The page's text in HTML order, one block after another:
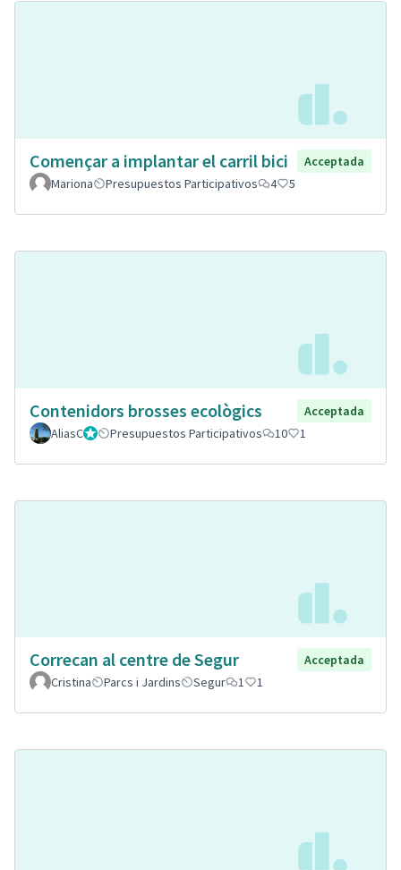
Començar a implantar el carril bici
Acceptada
Mariona
Presupuestos Participativos 4 5
Contenidors brosses ecològics
Acceptada
AliasCGestorPresupuestos Participativos 10 1
Correcan al centre de Segur
Acceptada
Cristina
Parcs i Jardins Segur 1 1